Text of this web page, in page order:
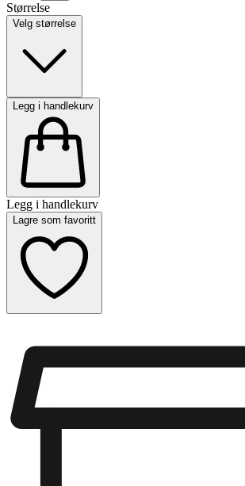
Størrelse
Velg størrelse
Legg i handlekurv
Legg i handlekurv
Lagre som favoritt